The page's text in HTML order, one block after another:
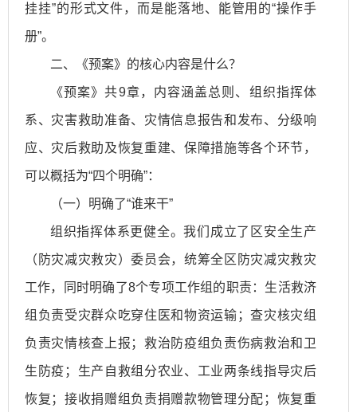
挂挂”的形式文件，而是能落地、能管用的“操作手
册”。
二、《预案》的核心内容是什么？
《预案》共9章，内容涵盖总则、组织指挥体
系、灾害救助准备、灾情信息报告和发布、分级响
应、灾后救助及恢复重建、保障措施等各个环节，
可以概括为“四个明确”：
（一）明确了“谁来干”
组织指挥体系更健全。我们成立了区安全生产
（防灾减灾救灾）委员会，统筹全区防灾减灾救灾
工作，同时明确了8个专项工作组的职责：生活救济
组负责受灾群众吃穿住医和物资运输；查灾核灾组
负责灾情核查上报；救治防疫组负责伤病救治和卫
生防疫；生产自救组分农业、工业两条线指导灾后
恢复；接收捐赠组负责捐赠款物管理分配；恢复重